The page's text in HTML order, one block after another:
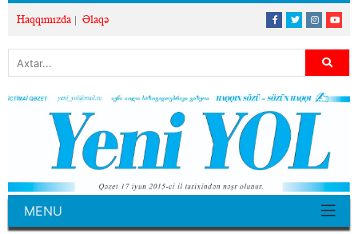
Haqqımızda Əlaqə
MENU